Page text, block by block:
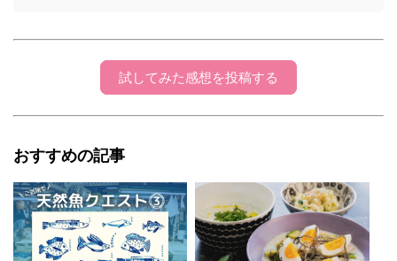
試してみた感想を投稿する
おすすめの記事